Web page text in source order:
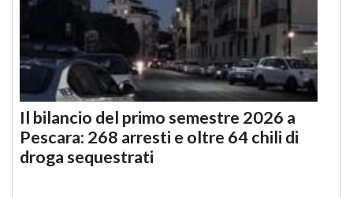
Il bilancio del primo semestre 2026 a
Pescara: 268 arresti e oltre 64 chili di
droga sequestrati